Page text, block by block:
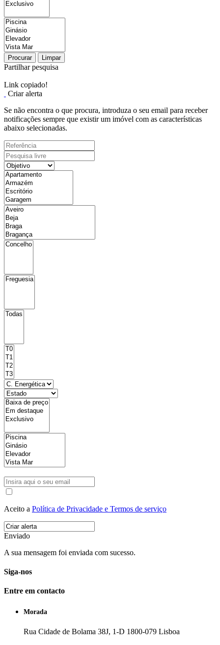
Procurar Limpar
Partilhar pesquisa
Link copiado!
Criar alerta
Se não encontra o que procura, introduza o seu email para receber
notificações sempre que existir um imóvel com as características
abaixo selecionadas.
Aceito a Política de Privacidade e Termos de serviço
Enviado
A sua mensagem foi enviada com sucesso.
Siga-nos
Entre em contacto
Morada
Rua Cidade de Bolama 38J, 1-D 1800-079 Lisboa